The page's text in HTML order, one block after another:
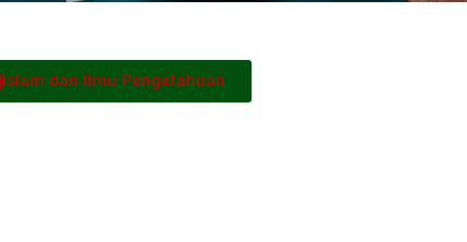
Islam dan Ilmu Pengetahuan